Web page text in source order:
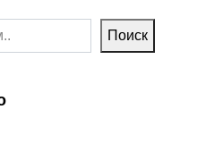
Поиск